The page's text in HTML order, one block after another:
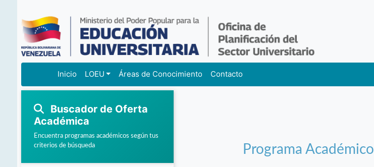
Inicio LOEU Áreas de Conocimiento Contacto
Buscador de Oferta
Académica
Encuentra programas académicos según tus
criterios de búsqueda
Programa Académico